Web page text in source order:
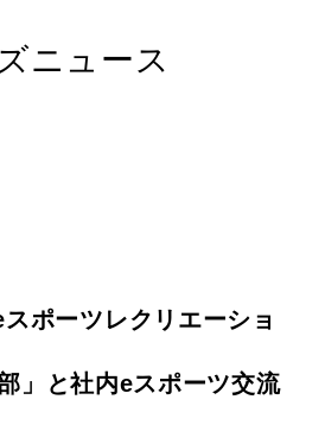
ニュース
ポーツレクリエーショ
」と社内eスポーツ交流